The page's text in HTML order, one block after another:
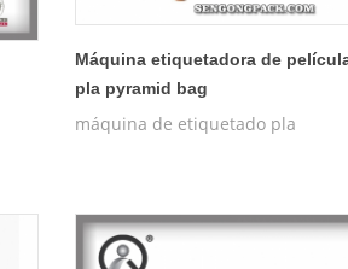
Máquina etiquetadora de
pla pyramid bag
máquina de etiquetado pla